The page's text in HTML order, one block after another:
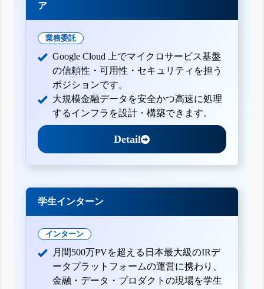
ア
業務委託
Google Cloud 上でマイクロサービス基盤
の信頼性・可用性・セキュリティを担う
ポジションです。
大規模金融データを安全かつ高速に処理
するインフラを設計・構築できます。
Detail
学生インターン
インターン
月間500万PVを超える日本最大級のIRデ
ータプラットフォームの運営に携わり、
金融・データ・プロダクトの現場を学生